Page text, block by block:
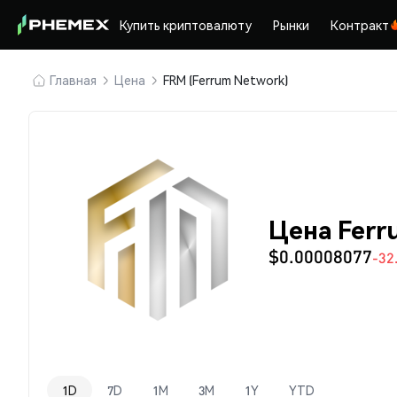
Купить криптовалюту Рынки Контракт
Главная Цена FRM (Ferrum Network)
Цена
$0.00008077-
1D 7D 1M 3M 1Y YTD